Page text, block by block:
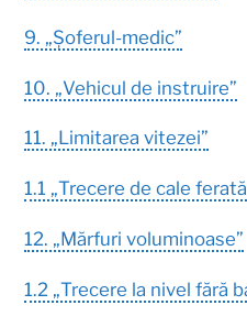
9. „Șoferul-medic”
10. „Vehicul de instruire”
11. „Limitarea vitezei”
1.1 „Trecere de cale
12. „Mărfuri voluminoase”
1.2 „Trecere la nivel fără